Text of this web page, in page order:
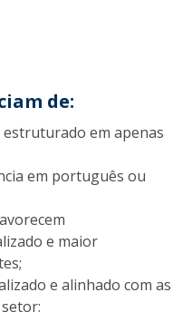
de:
em apenas
em português ou
e maior
e alinhado com as